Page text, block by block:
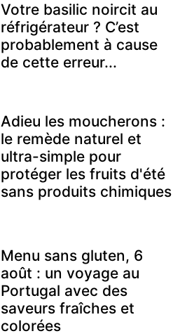
Votre basilic noircit au
réfrigérateur ? C’est
probablement à cause
de cette erreur...
Adieu les moucherons :
le remède naturel et
ultra-simple pour
protéger les fruits d'été
sans produits chimiques
Menu sans gluten, 6
août : un voyage au
Portugal avec des
saveurs fraîches et
colorées